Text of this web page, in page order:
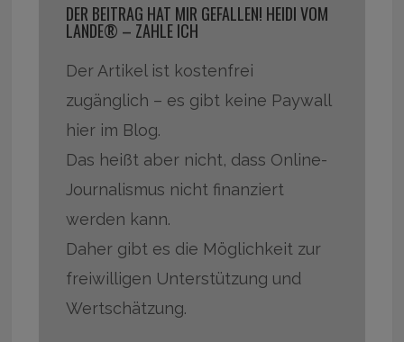
DER BEITRAG HAT MIR GEFALLEN! HEIDI VOM
LANDE® – ZAHLE ICH
Der Artikel ist kostenfrei
zugänglich – es gibt keine Paywall
hier im Blog.
Das heißt aber nicht, dass Online-
Journalismus nicht finanziert
werden kann.
Daher gibt es die Möglichkeit zur
freiwilligen Unterstützung und
Wertschätzung.